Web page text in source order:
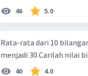
46 5.0
Rata-rata dari 10
menjadi 30.Carilah nilai
40 4.0